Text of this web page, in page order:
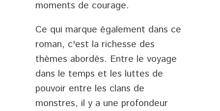
moments de courage.
Ce qui marque également dans ce
roman, c'est la richesse des
thèmes abordés. Entre le voyage
dans le temps et les luttes de
pouvoir entre les clans de
monstres, il y a une profondeur